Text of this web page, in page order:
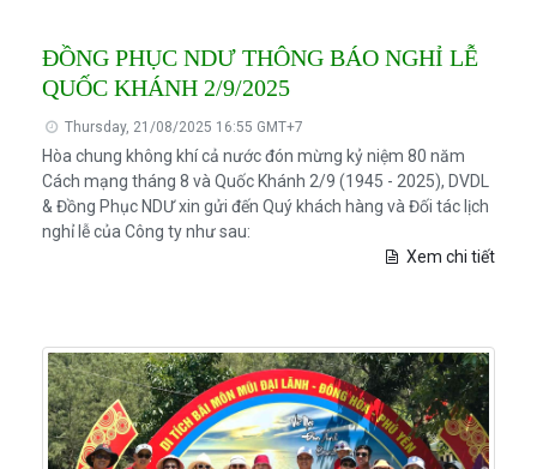
ĐỒNG PHỤC NDƯ THÔNG BÁO NGHỈ LỄ
QUỐC KHÁNH 2/9/2025
Thursday, 21/08/2025 16:55 GMT+7
Hòa chung không khí cả nước đón mừng kỷ niệm 80 năm
Cách mạng tháng 8 và Quốc Khánh 2/9 (1945 - 2025), DVDL
& Đồng Phục NDƯ xin gửi đến Quý khách hàng và Đối tác lịch
nghỉ lễ của Công ty như sau:
Xem chi tiết